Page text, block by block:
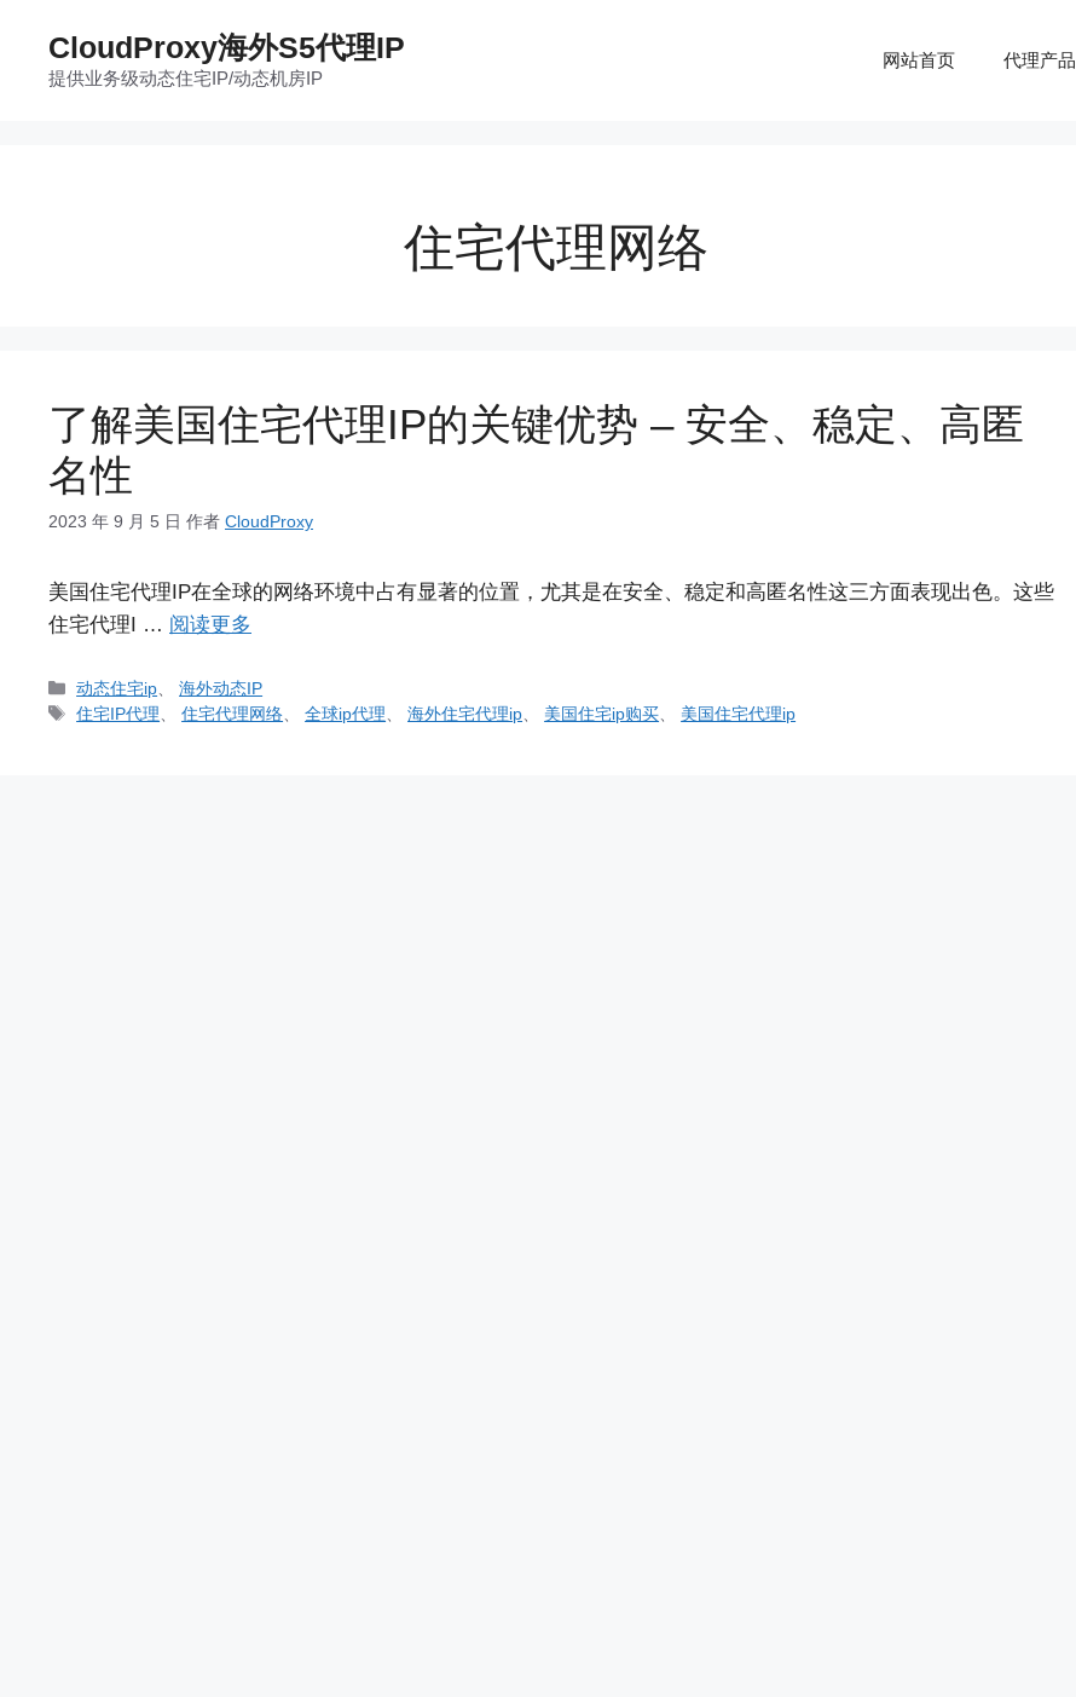
CloudProxy海外S5代理IP
提供业务级动态住宅IP/动态机房IP
网站首页 代理产品
住宅代理网络
了解美国住宅代理IP的关键优势 – 安全、稳定、高匿
名性
2023 年 9 月 5 日 作者 CloudProxy
美国住宅代理IP在全球的网络环境中占有显著的位置，尤其是在安全、稳定和高匿名性这三方面表现出色。这些
住宅代理I … 阅读更多
分
类
动态住宅ip 、海外动态IP
标
住宅IP代理 、住宅代理网络 、全球ip代理 、海外住宅代理ip 美国住宅ip购买 美国住宅代理ip